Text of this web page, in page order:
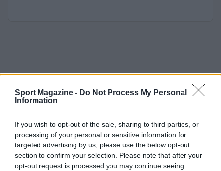
Sport Magazine - Do Not Process My Personal
Information
If you wish to opt-out of the sale, sharing to third parties, or
processing of your personal or sensitive information for
targeted advertising by us, please use the below opt-out
section to confirm your selection. Please note that after your
opt-out request is processed you may continue seeing